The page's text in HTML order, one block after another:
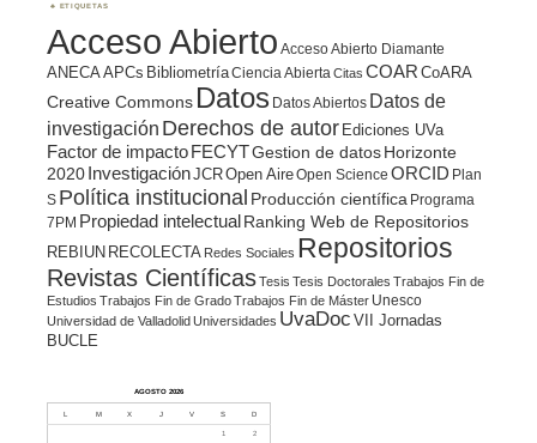
ETIQUETAS
Acceso Abierto Acceso Abierto Diamante
ANECAAPCs BibliometríaCiencia Abierta Citas COAR CoARA
Creative Commons Datos Datos Abiertos Datos de
investigación Derechos de autor Ediciones UVa
Factor de impacto FECYTGestion de datosHorizonte
2020 InvestigaciónJCROpen AireOpen Science ORCID Plan
S Política institucional Producción científica Programa
7PM Propiedad intelectualRanking Web de Repositorios
REBIUN RECOLECTA Redes Sociales Repositorios
Revistas CientíficasTesis Tesis Doctorales Trabajos Fin de
Estudios Trabajos Fin de GradoTrabajos Fin de Máster Unesco
Universidad de ValladolidUniversidades UvaDoc VII Jornadas
BUCLE
AGOSTO 2026
L M X J V S D
1
2